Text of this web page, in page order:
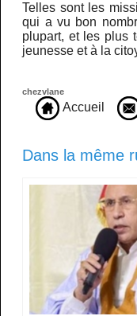
Telles sont les
qui a vu bon
plupart, et les plus
jeunesse et à la
chezvlane
Accueil
Dans la même